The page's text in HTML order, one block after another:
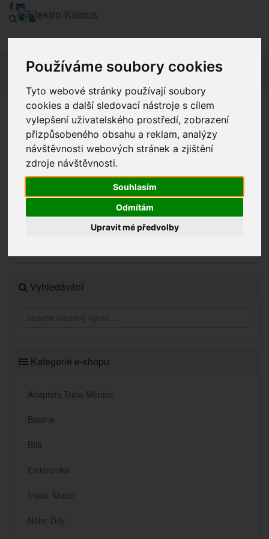
Používáme soubory cookies
Tyto webové stránky používají soubory
cookies a další sledovací nástroje s cílem
vylepšení uživatelského prostředí, zobrazení
přizpůsobeného obsahu a reklam, analýzy
návštěvnosti webových stránek a zjištění
zdroje návštěvnosti.
Souhlasím
Odmítám
Upravit mé předvolby
Vážení zákazníci, v tuto chvíli je Náš internetový obchod v
režimu Katalogu. Objednávky on-line nyní nelze vyřídit.
Děkujeme za pochopení.
Novinky
Vyhledávání
Kategorie e-shopu
Adaptéry,Trafa,Měniče
Baterie
Bílá
Elektronika
Instal. Mater
Náhr. Díly